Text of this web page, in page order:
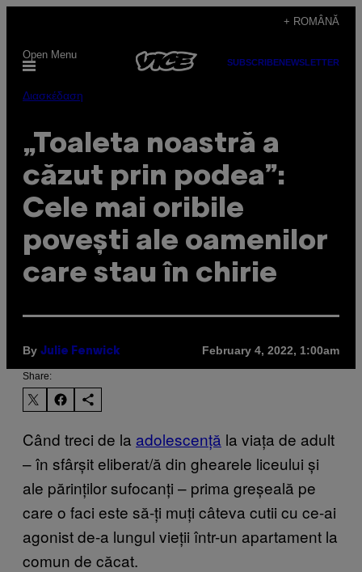
content
+ ROMÂNĂ
Open Menu
SUBSCRIBENEWSLETTER
Διασκέδαση
„Toaleta noastră a
căzut prin podea”:
Cele mai oribile
povești ale oamenilor
care stau în chirie
By Julie Fenwick February 4, 2022, 1:00am
Share:
Când treci de la adolescență la viața de adult
– în sfârșit eliberat/ă din ghearele liceului și
ale părinților sufocanți – prima greșeală pe
care o faci este să-ți muți câteva cutii cu ce-ai
agonist de-a lungul vieții într-un apartament la
comun de căcat.